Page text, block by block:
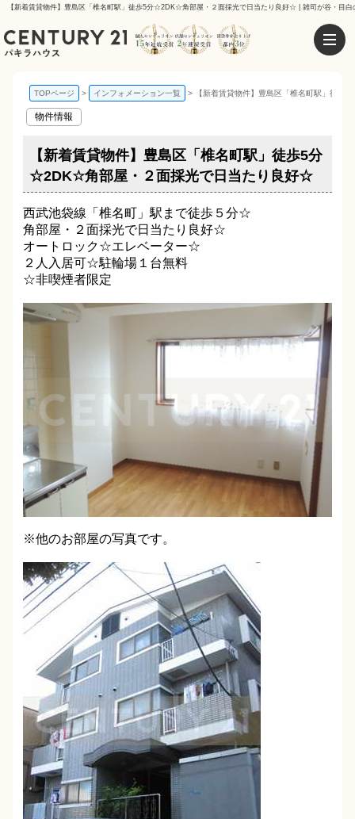
【新着賃貸物件】豊島区「椎名町駅」徒歩5分☆2DK☆角部屋・２面採光で日当たり良好☆ | 雑司が谷・目白
TOPページ インフォメーション一覧 【新着賃貸物件】豊島区「椎名町駅」徒
物件情報
【新着賃貸物件】豊島区「椎名町駅」徒歩5分
☆2DK☆角部屋・２面採光で日当たり良好☆
西武池袋線「椎名町」駅まで徒歩５分☆
角部屋・２面採光で日当たり良好☆
オートロック☆エレベーター☆
２人入居可☆駐輪場１台無料
☆非喫煙者限定
※他のお部屋の写真です。